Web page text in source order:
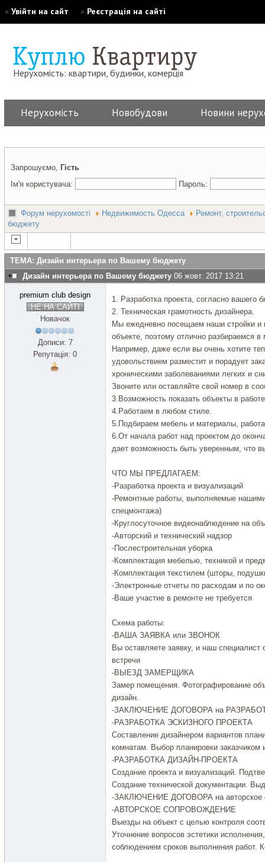
» Увійти на сайт » Реєстрація на сайті
Нерухомість: квартири, будинки, комерція
Нерухомість Новобудови Новини
Запрошуємо, Гість
Ім'я користувача:
Пароль:
Форум нерухомості Недвижимость Одесса
Ремонт,
бюджету
ТЕМА: Дизайн интерьера по Вашему бюджету
Дизайн интерьера по Вашему бюджету 06 жовт. 2017 13:21
premium club design
НЕ НА САЙТІ
Новачок
Дописи: 7
Репутація: 0
1. Разработка проекта, согласно вашего
2. Техническая грамотность дизайнера.
Мы ежедневно посещаем наши стройки и
объекте, поэтому отлично разбираемся
Например, даже если вы очень хотите
удовольствием разместит и порадует
хроническими заболеваниями легких и
Звоните или оставляйте свой номер в
3.Возможность показать объекты в
4.Работаем в любом стиле.
5.Подбираем мебель и материалы,
6.От начала работ над проектом до
дает возможность быть уверенным, что
ЧТО МЫ ПРЕДЛАГАЕМ:
-Разработка проекта и визуализаций
-Ремонтные работы, выполняемые
спецмонтажа)
-Круглосуточное видеонаблюдение на
-Авторский и технический надзор
-Послестроительная уборка
-Комплектация мебелью, техникой и
-Комплектация текстилем (шторы,
-Электронные отчеты по расходам и по
-Ваше участие в ремонте не требуется
Схема работы:
-ВАША ЗАЯВКА или ЗВОНОК
Вы оставляете заявку, и наш
встречи
-ВЫЕЗД ЗАМЕРЩИКА
Замер помещения. Фотографирование
дизайн.
-ЗАКЛЮЧЕНИЕ ДОГОВОРА на
-РАЗРАБОТКА ЭСКИЗНОГО ПРОЕКТА
Составление дизайнером вариантов
комнатам. Выбор планировки заказчиком
-РАЗРАБОТКА ДИЗАЙН-ПРОЕКТА
Создание проекта и визуализаций.
Создание технической документации.
-ЗАКЛЮЧЕНИЕ ДОГОВОРА на авторское
-АВТОРСКОЕ СОПРОВОЖДЕНИЕ
Выезды на объект с целью контроля
Уточнение вопросов эстетики
соблюдением сроков выполнения работ.